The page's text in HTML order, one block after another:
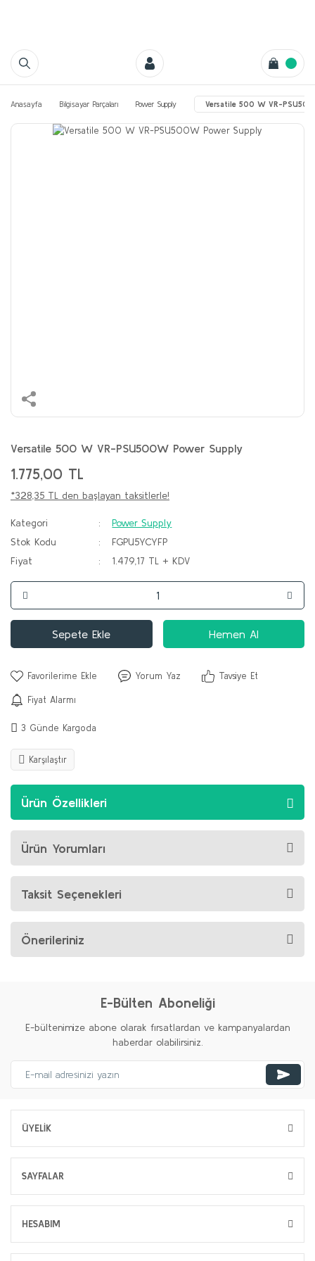
Anasayfa Bilgisayar Parçaları Power Supply Versatile 500 W VR-
Versatile 500 W VR-PSU500W Power Supply
1.775,00 TL
*328,35 TL den başlayan taksitlerle!
Kategori
Power Supply
Stok Kodu
FGPU5YCYFP
Fiyat
1.479,17 TL + KDV
Sepete Ekle Hemen Al
Yorum Yaz Tavsiye Et
Fiyat Alarmı
3 Günde Kargoda
Karşılaştır
Ürün Özellikleri
Ürün Yorumları
Taksit Seçenekleri
Önerileriniz
E-Bülten Aboneliği
E-bültenimize abone olarak fırsatlardan ve kampanyalardan
haberdar olabilirsiniz.
ÜYELİK
SAYFALAR
HESABIM